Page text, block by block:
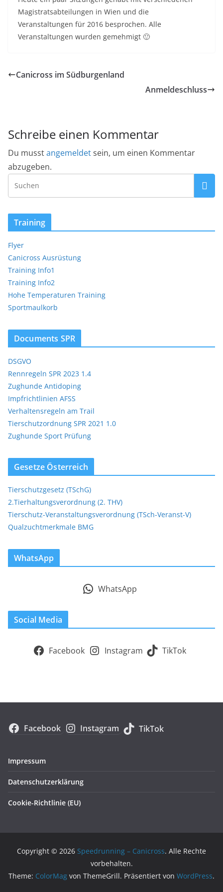
Magistratsabteilungen in Wien und die
Veranstaltungen für 2016 besprochen. Alle
Veranstaltungen wurden gemehmigt 🙂
Canicross im Südburgenland
Anmeldeschluss
Schreibe einen Kommentar
Du musstangemeldetsein, um einen Kommentar
abzugeben.
Training
Flyer
Canicross Ausrüstung
Training Info1
Training Info2
Hohe Temperaturen Training
Sportmaulkorb
Documents SPR
DSGVO
Rennregeln SPR 2023 1.4
Zughunde Antidoping
Impfrichtlinien AFSS
Verhaltensregeln am Trail
Tierschutzordnung SPR 2021 1.0
Zughunde Sport Prüfung
Gesetze Österreich
Tierschutzgesetz (TSchG)
2.Tierhaltungsverordnung (2. THV)
Tierschutz-Veranstaltungsverordnung (TSch-Veranst-V)
Qualzuchtmerkmale BMG
WhatsApp
WhatsApp
Social Media
Facebook Instagram TikTok
Facebook Instagram TikTok
Impressum
Datenschutzerklärung
Cookie-Richtlinie (EU)
Copyright © 2026 Speedrunning – Canicross. Alle Rechte
vorbehalten.
Theme: ColorMag von ThemeGrill. Präsentiert von WordPress.